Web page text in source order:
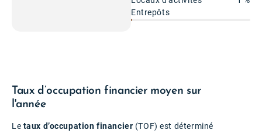
Entrepôts
Taux d’occupation financier moyen sur
l'année
Le taux d’occupation financier (TOF) est déterminé